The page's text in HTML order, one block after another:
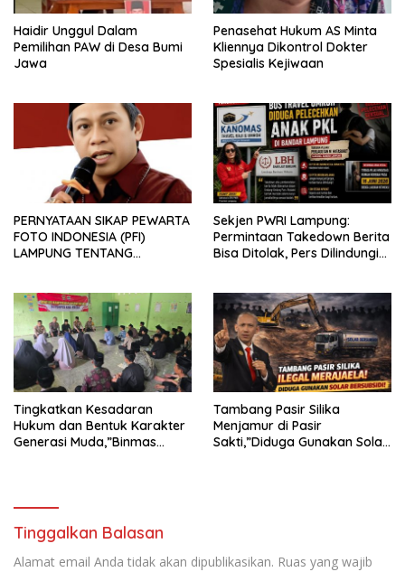
Haidir Unggul Dalam
Pemilihan PAW di Desa Bumi
Jawa
Penasehat Hukum AS Minta
Kliennya Dikontrol Dokter
Spesialis Kejiwaan
PERNYATAAN SIKAP PEWARTA
FOTO INDONESIA (PFI)
LAMPUNG TENTANG
TERHADAP JURNALIS DI
PENGADILAN NEGERI
TANJUNG KARANG.
Sekjen PWRI Lampung:
Permintaan Takedown Berita
Bisa Ditolak, Pers Dilindungi
Tingkatkan Kesadaran
Hukum dan Bentuk Karakter
Generasi Muda,”Binmas
Tambang Pasir Silika
Menjamur di Pasir
Sakti,”Diduga Gunakan Solar
Tinggalkan Balasan
Alamat email Anda tidak akan dipublikasikan. Ruas yang wajib